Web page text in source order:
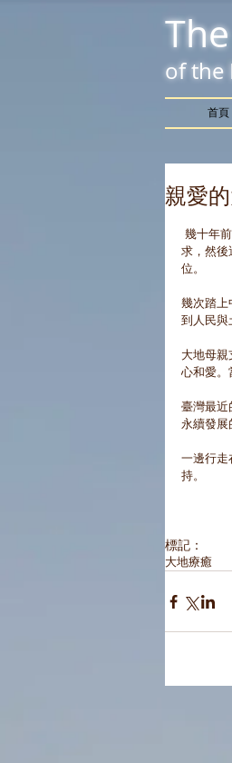
of the
首頁
親愛
求，然後
位。
幾次踏上
到人民與
大地母親
心和愛。
臺灣最近
永續發展
一邊行走
持。
標記：
大地療癒